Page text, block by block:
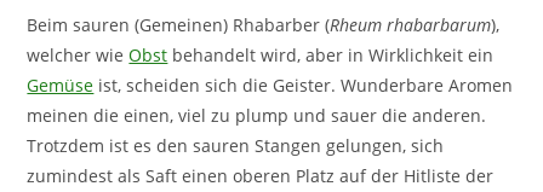
Beim sauren (Gemeinen) Rhabarber (Rheum rhabarbarum),
welcher wieObst behandelt wird, aber in Wirklichkeit ein
Gemüse ist, scheiden sich die Geister. Wunderbare Aromen
meinen die einen, viel zu plump und sauer die anderen.
Trotzdem ist es den sauren Stangen gelungen, sich
zumindest als Saft einen oberen Platz auf der Hitliste der